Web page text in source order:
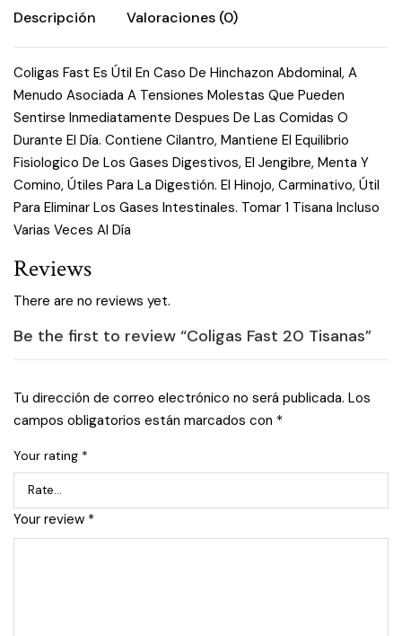
Descripción Valoraciones (0)
Coligas Fast Es Útil En Caso De Hinchazon Abdominal, A
Menudo Asociada A Tensiones Molestas Que Pueden
Sentirse Inmediatamente Despues De Las Comidas O
Durante El Día. Contiene Cilantro, Mantiene El Equilibrio
Fisiologico De Los Gases Digestivos, El Jengibre, Menta Y
Comino, Útiles Para La Digestión. El Hinojo, Carminativo, Útil
Para Eliminar Los Gases Intestinales. Tomar 1 Tisana Incluso
Varias Veces Al Día
Reviews
There are no reviews yet.
Be the first to review “Coligas Fast 20 Tisanas”
Tu dirección de correo electrónico no será publicada. Los
campos obligatorios están marcados con *
Your rating *
Your review *